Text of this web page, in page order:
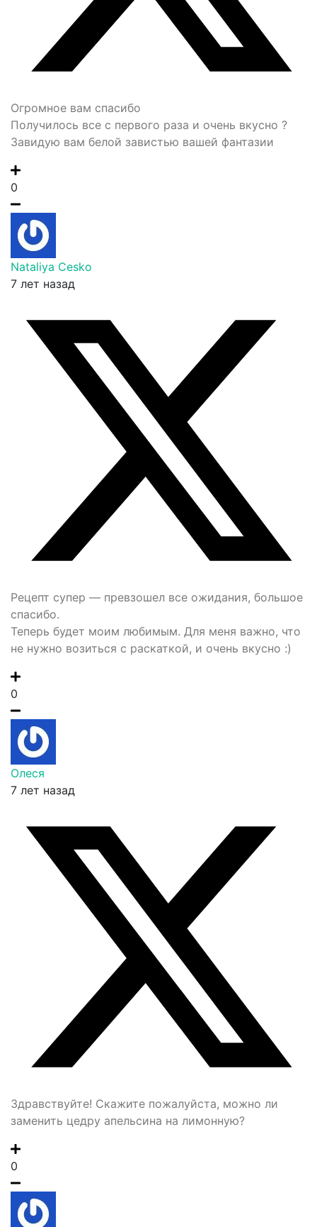
Огромное вам спасибо
Получилось все с первого раза и очень вкусно ?
Завидую вам белой завистью вашей фантазии
0
Nataliya Cesko
7 лет назад
Рецепт супер — превзошел все ожидания, большое
спасибо.
Теперь будет моим любимым. Для меня важно, что
не нужно возиться с раскаткой, и очень вкусно :)
0
Олеся
7 лет назад
Здравствуйте! Скажите пожалуйста, можно ли
заменить цедру апельсина на лимонную?
0